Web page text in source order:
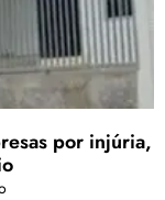
por injúria,